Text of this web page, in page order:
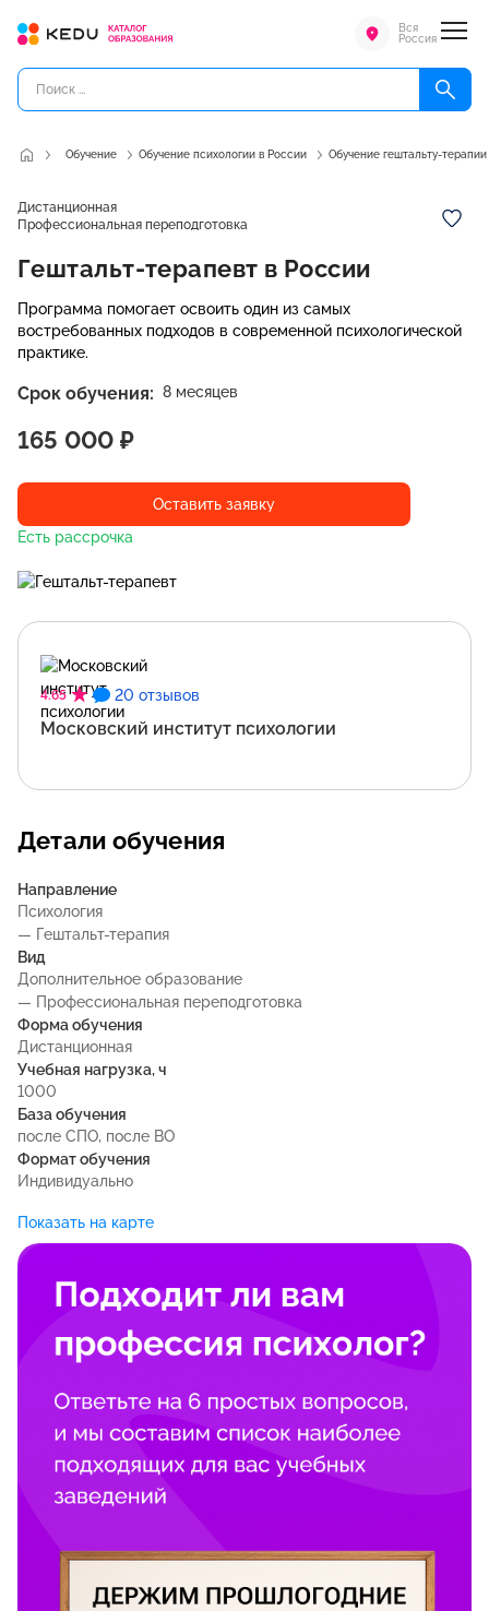
Вся
Россия
Обучение Обучение психологии в России Обучение гештальту-
Дистанционная
Профессиональная переподготовка
Гештальт-терапевт в России
Программа помогает освоить один из самых
востребованных подходов в современной психологической
практике.
Срок обучения: 8 месяцев
165 000 ₽
Оставить заявку
Есть рассрочка
4.65 20 отзывов
Московский институт психологии
Детали обучения
Направление
Психология
— Гештальт-терапия
Вид
Дополнительное образование
— Профессиональная переподготовка
Форма обучения
Дистанционная
Учебная нагрузка, ч
1000
База обучения
после СПО, после ВО
Формат обучения
Индивидуально
Показать на карте